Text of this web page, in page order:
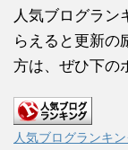
人気ブログラン
らえると更新の
方は、ぜひ下の
人気ブログランキ